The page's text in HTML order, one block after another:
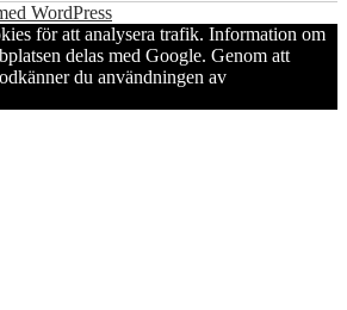
WordPress
för att analysera trafik. Information om
delas med Google. Genom att
du användningen av